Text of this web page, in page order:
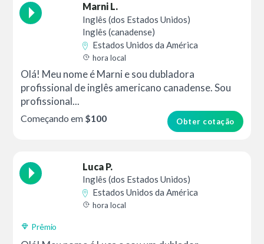
Marni L.
Inglês (dos Estados Unidos)
Inglês (canadense)
Estados Unidos da América
hora local
Olá! Meu nome é Marni e sou dubladora
profissional de inglês americano canadense. Sou
profissional...
Obter cotação
Começando em $100
Luca P.
Inglês (dos Estados Unidos)
Estados Unidos da América
hora local
Prêmio